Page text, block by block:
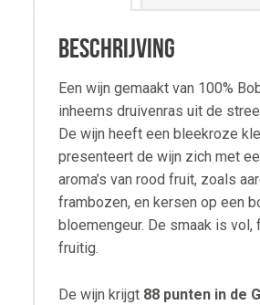
Beschrijving
Een wijn gemaakt van 100%
inheems druivenras uit de
De wijn heeft een bleekroze
presenteert de wijn zich met
aroma’s van rood fruit, zoals
frambozen, en kersen op een
bloemengeur. De smaak is
fruitig.
De wijn krijgt 88 punten in de